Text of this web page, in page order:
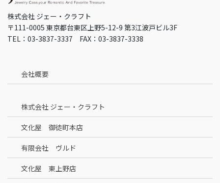
株式会社 ジェー・クラフト
〒111-0005 東京都台東区上野5-12-9 第3江波戸ビル3F
TEL：03-3837-3337 FAX：03-3837-3338
会社概要
株式会社 ジェー・クラフト
文化屋 御徒町本店
有限会社 ヴルド
文化屋 東上野店